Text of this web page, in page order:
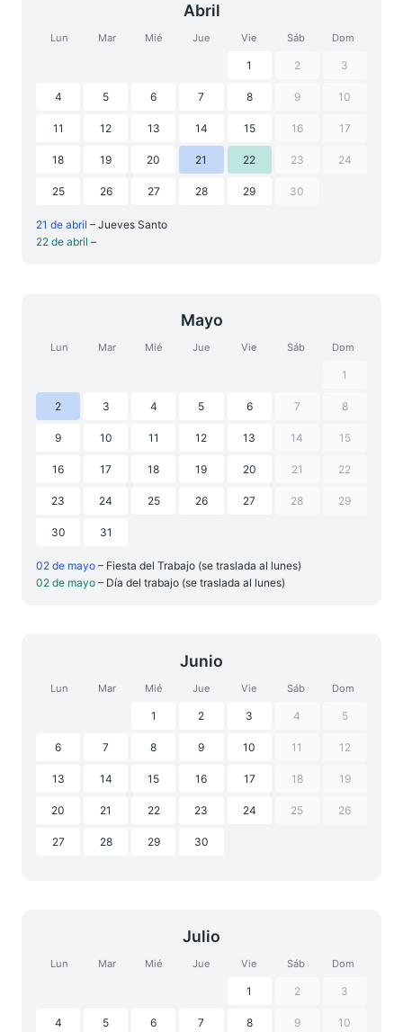
Abril
Lun Mar Mié Jue Vie Sáb Dom
1 2 3
4 5 6 7 8 9 10
11 12 13 14 15 16 17
18 19 20 21 22 23 24
25 26 27 28 29 30
21 de abril – Jueves Santo
22 de abril –
Mayo
Lun Mar Mié Jue Vie Sáb Dom
1
2 3 4 5 6 7 8
9 10 11 12 13 14 15
16 17 18 19 20 21 22
23 24 25 26 27 28 29
30 31
02 de mayo – Fiesta del Trabajo (se traslada al lunes)
02 de mayo – Día del trabajo (se traslada al lunes)
Junio
Lun Mar Mié Jue Vie Sáb Dom
1 2 3 4 5
6 7 8 9 10 11 12
13 14 15 16 17 18 19
20 21 22 23 24 25 26
27 28 29 30
Julio
Lun Mar Mié Jue Vie Sáb Dom
1 2 3
4 5 6 7 8 9 10